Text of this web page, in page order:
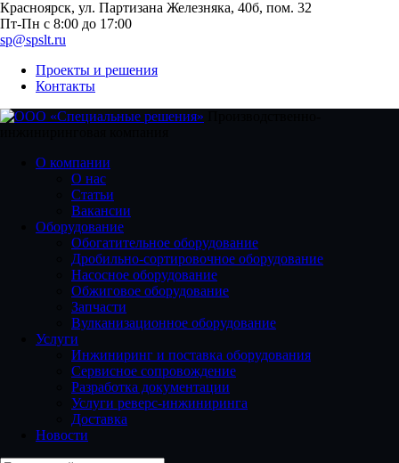
Красноярск, ул. Партизана Железняка, 40б, пом. 32
Пт-Пн с 8:00 до 17:00
sp@spslt.ru
Проекты и решения
Контакты
О компании
О нас
Статьи
Вакансии
Оборудование
Обогатительное оборудование
Дробильно-сортировочное оборудование
Насосное оборудование
Обжиговое оборудование
Запчасти
Вулканизационное оборудование
Услуги
Инжиниринг и поставка оборудования
Сервисное сопровождение
Разработка документации
Услуги реверс-инжиниринга
Доставка
Новости